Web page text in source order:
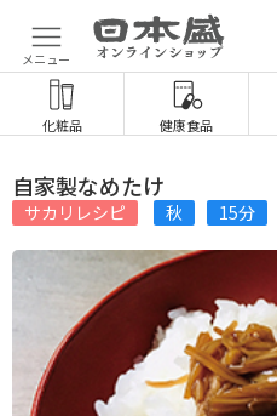
メニュー
化粧品 健康食品
自家製なめたけ
サカリレシピ 秋 15分